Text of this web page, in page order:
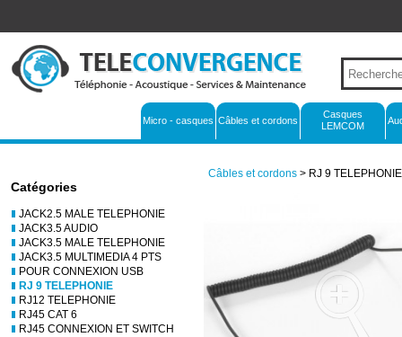
Micro - casques Câbles et cordons
Casques
LEMCOM
Catégories
JACK2.5 MALE TELEPHONIE
JACK3.5 AUDIO
JACK3.5 MALE TELEPHONIE
JACK3.5 MULTIMEDIA 4 PTS
POUR CONNEXION USB
RJ 9 TELEPHONIE
RJ12 TELEPHONIE
RJ45 CAT 6
RJ45 CONNEXION ET SWITCH
Câbles et cordons> RJ 9 TELEPHONIE